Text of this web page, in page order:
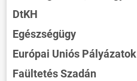
DtKH
Egészségügy
Európai Uniós Pályázatok
Faültetés Szadán